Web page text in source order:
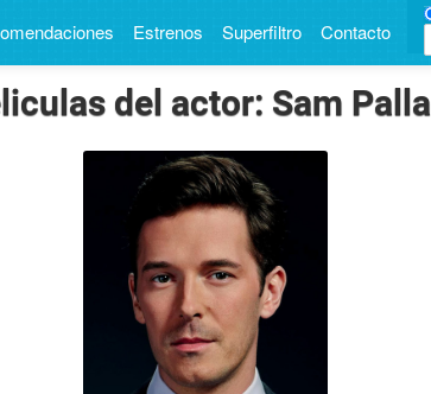
Estrenos Superfiltro Contacto
del actor: Sam